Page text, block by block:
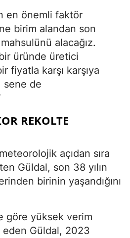
en önemli faktör
birim alandan son
alacağız.
üründe üretici
fiyatla karşı karşıya
sene de
REKOLTE
açıdan sıra
Güldal, son 38 yılın
birinin yaşandığını
göre yüksek verim
Güldal, 2023